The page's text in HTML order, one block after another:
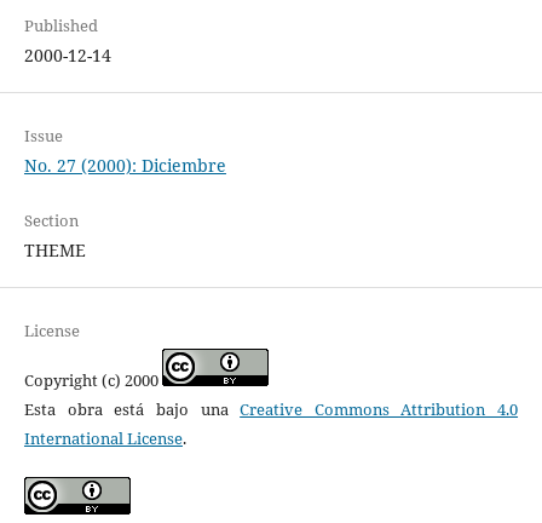
Published
2000-12-14
Issue
No. 27 (2000): Diciembre
Section
THEME
License
Copyright (c) 2000
Esta obra está bajo unaCreative Commons Attribution 4.0
International License.